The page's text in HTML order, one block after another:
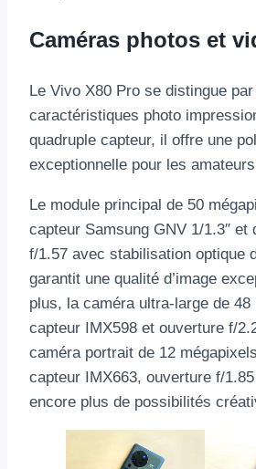
Caméras photos et
Le Vivo X80 Pro se distingue
caractéristiques photo
quadruple capteur, il offre une
exceptionnelle pour les
Le module principal de 50
capteur Samsung GNV 1/1.3″ et
f/1.57 avec stabilisation optique
garantit une qualité d’image
plus, la caméra ultra-large de
capteur IMX598 et ouverture f/
caméra portrait de 12
capteur IMX663, ouverture f/
encore plus de possibilités